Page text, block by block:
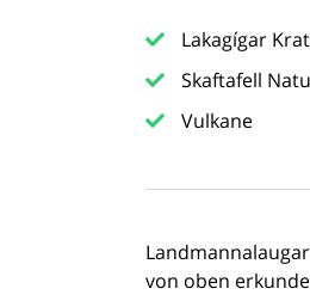
Lakagígar
Skaftafell
Vulkane
von oben